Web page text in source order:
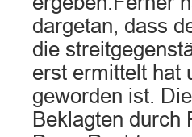
dargetan, dass
die
erst ermittelt hat
geworden ist.
Beklagten durch